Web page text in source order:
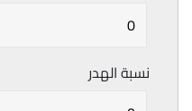
نسبة الهدر